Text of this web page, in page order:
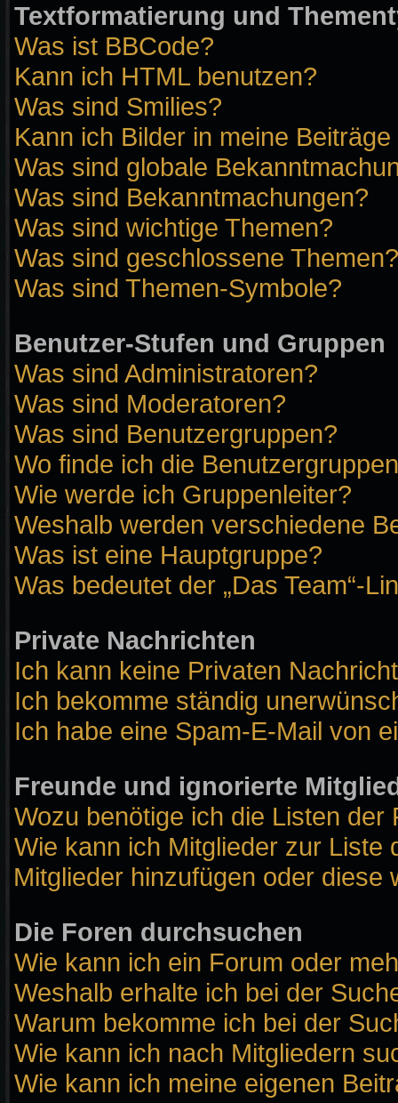
Textformatierung und
Was ist BBCode?
Kann ich HTML benutzen?
Was sind Smilies?
Kann ich Bilder in meine
Was sind globale
Was sind Bekanntmachungen?
Was sind wichtige Themen?
Was sind geschlossene Themen?
Was sind Themen-Symbole?
Benutzer-Stufen und Gruppen
Was sind Administratoren?
Was sind Moderatoren?
Was sind Benutzergruppen?
Wo finde ich die
Wie werde ich Gruppenleiter?
Weshalb werden verschiedene
Was ist eine Hauptgruppe?
Was bedeutet der „Das Team“-
Private Nachrichten
Ich kann keine Privaten
Ich bekomme ständig
Ich habe eine Spam-E-Mail von
Freunde und ignorierte
Wozu benötige ich die Listen
Wie kann ich Mitglieder zur
Mitglieder hinzufügen oder
Die Foren durchsuchen
Wie kann ich ein Forum oder
Weshalb erhalte ich bei der
Warum bekomme ich bei der
Wie kann ich nach Mitgliedern
Wie kann ich meine eigenen